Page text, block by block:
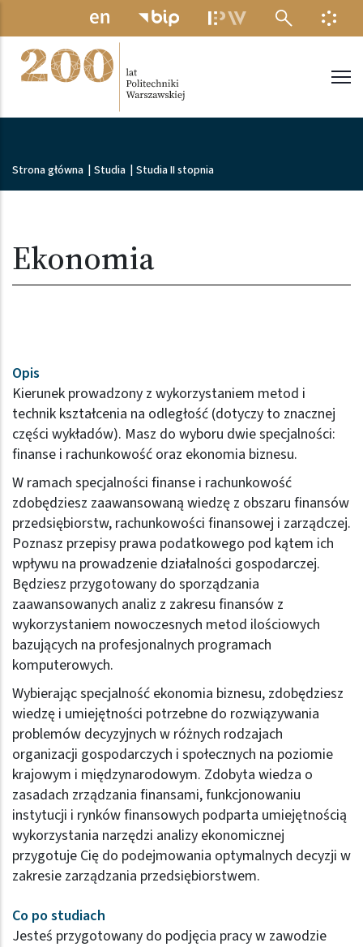
Przejdź do treści
MENU
Ścieżka nawigacyjna
Strona główna Studia Studia II stopnia
Ekonomia
Opis
Kierunek prowadzony z wykorzystaniem metod i
technik kształcenia na odległość (dotyczy to znacznej
części wykładów). Masz do wyboru dwie specjalności:
finanse i rachunkowość oraz ekonomia biznesu.
W ramach specjalności finanse i rachunkowość
zdobędziesz zaawansowaną wiedzę z obszaru finansów
przedsiębiorstw, rachunkowości finansowej i zarządczej.
Poznasz przepisy prawa podatkowego pod kątem ich
wpływu na prowadzenie działalności gospodarczej.
Będziesz przygotowany do sporządzania
zaawansowanych analiz z zakresu finansów z
wykorzystaniem nowoczesnych metod ilościowych
bazujących na profesjonalnych programach
komputerowych.
Wybierając specjalność ekonomia biznesu, zdobędziesz
wiedzę i umiejętności potrzebne do rozwiązywania
problemów decyzyjnych w różnych rodzajach
organizacji gospodarczych i społecznych na poziomie
krajowym i międzynarodowym. Zdobyta wiedza o
zasadach zrządzania finansami, funkcjonowaniu
instytucji i rynków finansowych podparta umiejętnością
wykorzystania narzędzi analizy ekonomicznej
przygotuje Cię do podejmowania optymalnych decyzji w
zakresie zarządzania przedsiębiorstwem.
Co po studiach
Jesteś przygotowany do podjęcia pracy w zawodzie